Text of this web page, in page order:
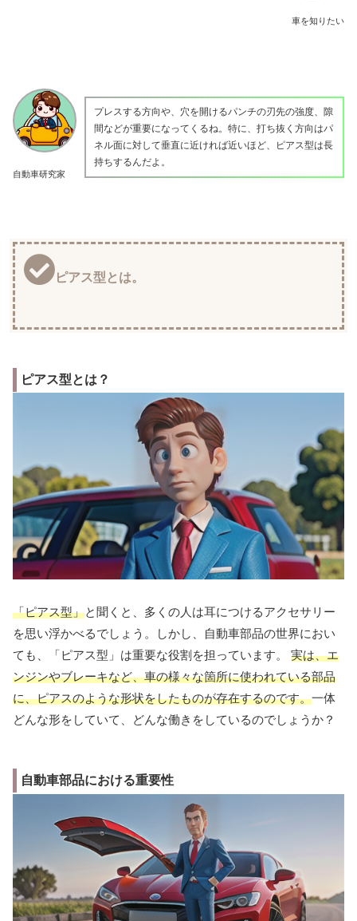
車を知りたい
自動車研究家
プレスする方向や、穴を開けるパンチの刃先の強度、隙
間などが重要になってくるね。特に、打ち抜く方向はパ
ネル面に対して垂直に近ければ近いほど、ピアス型は長
持ちするんだよ。
ピアス型とは。
ピアス型とは？
「ピアス型」と聞くと、多くの人は耳につけるアクセサリー
を思い浮かべるでしょう。しかし、自動車部品の世界におい
ても、「ピアス型」は重要な役割を担っています。 実は、エ
ンジンやブレーキなど、車の様々な箇所に使われている部品
に、ピアスのような形状をしたものが存在するのです。一体
どんな形をしていて、どんな働きをしているのでしょうか？
自動車部品における重要性